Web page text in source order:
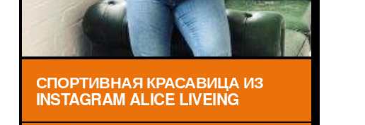
СПОРТИВНАЯ КРАСАВИЦА ИЗ
INSTAGRAM ALICE LIVEING